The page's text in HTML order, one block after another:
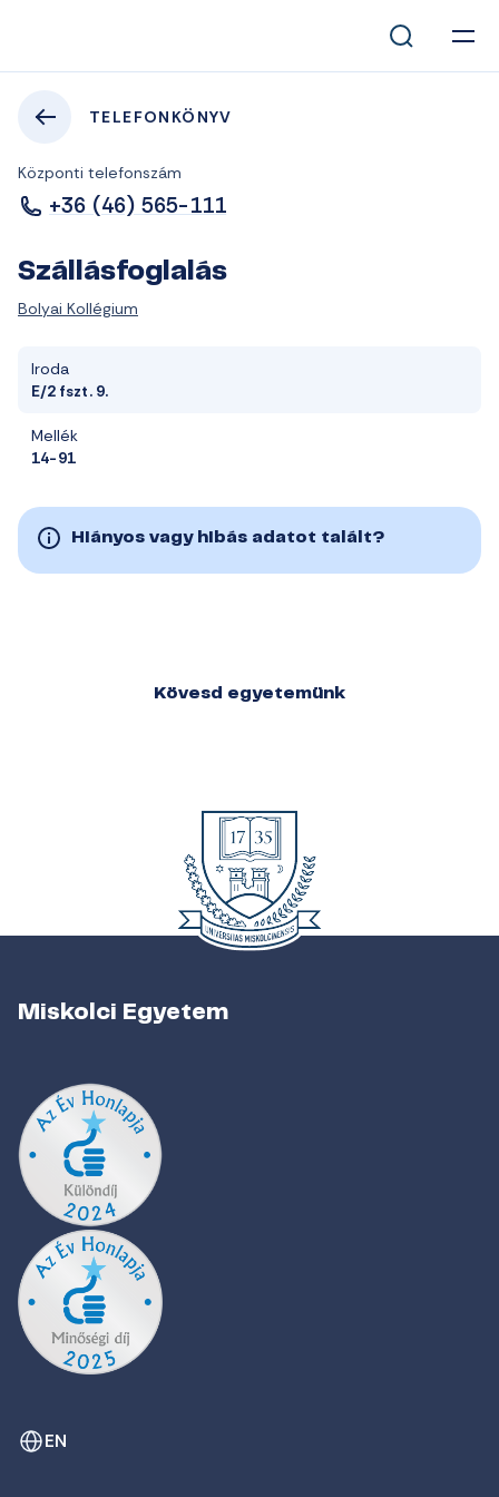
TELEFONKÖNYV
Központi telefonszám
+36 (46) 565-111
Szállásfoglalás
Bolyai Kollégium
Iroda
E/2 fszt. 9.
Mellék
14-91
Hiányos vagy hibás adatot talált?
Kövesd egyetemünk
Miskolci Egyetem
EN